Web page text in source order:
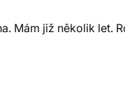
Mám již několik let.